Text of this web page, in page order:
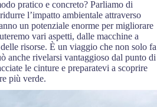
pratico e concreto? Parliamo di
l’impatto ambientale attraverso
un potenziale enorme per migliorare
vari aspetti, dalle macchine a
risorse. È un viaggio che non solo fa
anche rivelarsi vantaggioso dal punto di
le cinture e preparatevi a scoprire
più verde.